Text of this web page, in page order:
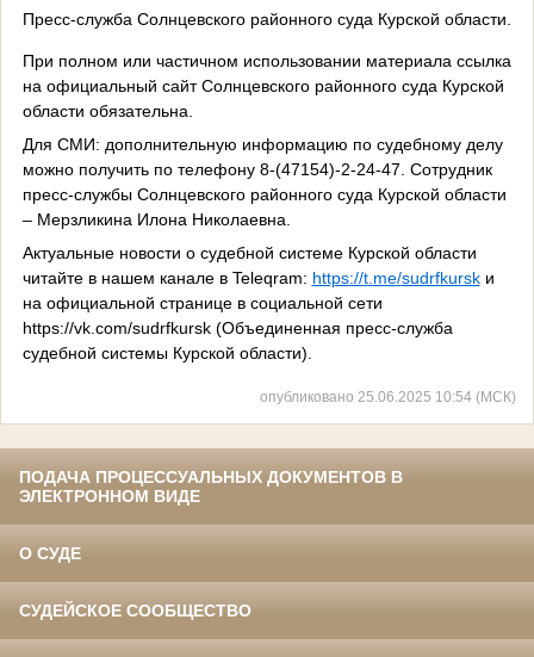
Пресс-служба Солнцевского районного суда Курской области.
При полном или частичном использовании материала ссылка
на официальный сайт Солнцевского районного суда Курской
области обязательна.
Для СМИ: дополнительную информацию по судебному делу
можно получить по телефону 8-(47154)-2-24-47. Сотрудник
пресс-службы Солнцевского районного суда Курской области
– Мерзликина Илона Николаевна.
Актуальные новости о судебной системе Курской области
читайте в нашем канале в Teleqram: https://t. me/sudrfkurskи
на официальной странице в социальной сети
https://vk. com/sudrfkursk (Объединенная пресс-служба
судебной системы Курской области).
опубликовано 25.06.2025 10:54 (МСК)
ПОДАЧА ПРОЦЕССУАЛЬНЫХ ДОКУМЕНТОВ В
ЭЛЕКТРОННОМ ВИДЕ
О СУДЕ
СУДЕЙСКОЕ СООБЩЕСТВО